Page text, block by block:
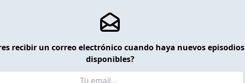
recibir un correo electrónico cuando haya nuevos episodios
disponibles?